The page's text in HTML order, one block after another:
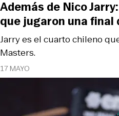
17 MAYO
Jarry es el cuarto chileno
Masters.
Además de Nico
que jugaron una final